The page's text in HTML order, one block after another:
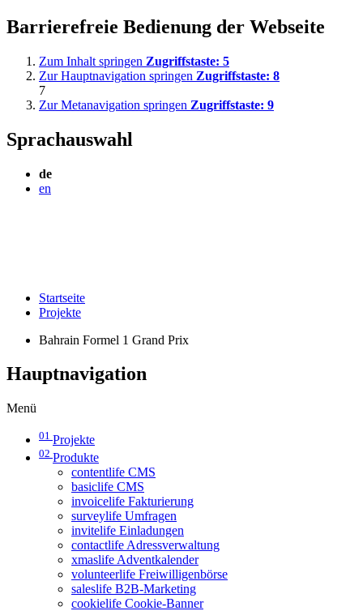
Barrierefreie Bedienung der Webseite
Zum Inhalt springen Zugriffstaste: 5
Zur Hauptnavigation springen Zugriffstaste: 8
7
Zur Metanavigation springen Zugriffstaste: 9
Sprachauswahl
de
en
Startseite
Projekte
Bahrain Formel 1 Grand Prix
Hauptnavigation
Menü
01 Projekte
02 Produkte
contentlife CMS
basiclife CMS
invoicelife Fakturierung
surveylife Umfragen
invitelife Einladungen
contactlife Adressverwaltung
xmaslife Adventkalender
volunteerlife Freiwilligenbörse
saleslife B2B-Marketing
cookielife Cookie-Banner